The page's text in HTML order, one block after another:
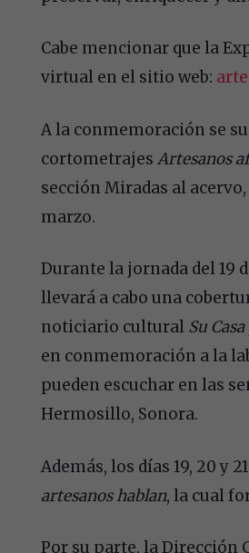
Cabe mencionar que la
virtual en el sitio web:
A la conmemoración se
cortometrajes Artesanos
sección Miradas al
marzo.
Durante la jornada del 19
llevará a cabo una
noticiario cultural Su
en conmemoración a la
pueden escuchar en las
Hermosillo, Sonora.
Además, los días 19, 20 y
artesanos hablan, la cual
Por su parte, la Dirección